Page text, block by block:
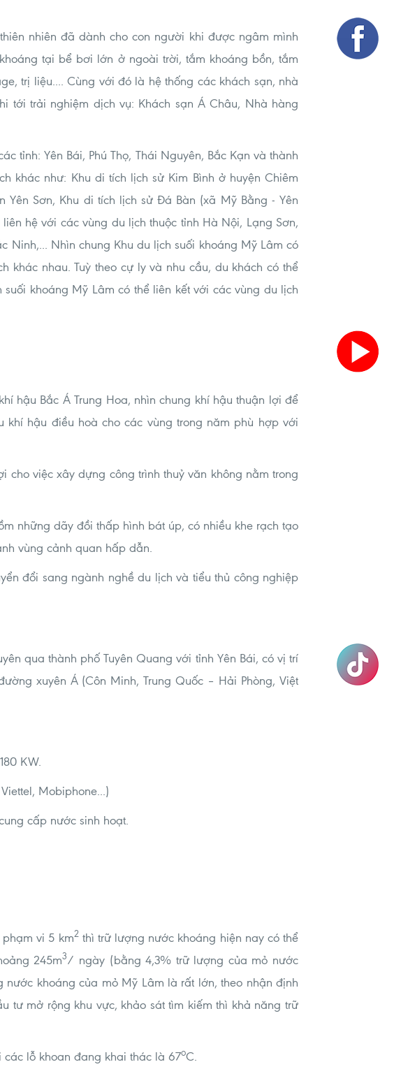
nhiên đã dành cho con người khi được ngâm mình
tại bể bơi lớn ở ngoài trời, tắm khoáng bồn, tắm
trị liệu.... Cùng với đó là hệ thống các khách sạn, nhà
tới trải nghiệm dịch vụ: Khách sạn Á Châu, Nhà hàng
tỉnh: Yên Bái, Phú Thọ, Thái Nguyên, Bắc Kạn và thành
khác như: Khu di tích lịch sử Kim Bình ở huyện Chiêm
Yên Sơn, Khu di tích lịch sử Đá Bàn (xã Mỹ Bằng - Yên
hệ với các vùng du lịch thuộc tỉnh Hà Nội, Lạng Sơn,
Ninh,... Nhìn chung Khu du lịch suối khoáng Mỹ Lâm có
nhau. Tuỳ theo cự ly và nhu cầu, du khách có thể
khoáng Mỹ Lâm có thể liên kết với các vùng du lịch
hậu Bắc Á Trung Hoa, nhìn chung khí hậu thuận lợi để
hậu điều hoà cho các vùng trong năm phù hợp với
việc xây dựng công trình thuỷ văn không nằm trong
những dãy đồi thấp hình bát úp, có nhiều khe rạch tạo
vùng cảnh quan hấp dẫn.
đổi sang ngành nghề du lịch và tiểu thủ công nghiệp
qua thành phố Tuyên Quang với tỉnh Yên Bái, có vị trí
xuyên Á (Côn Minh, Trung Quốc – Hải Phòng, Việt
KW.
Mobiphone...)
cấp nước sinh hoạt.
vi 5 km2thì trữ lượng nước khoáng hiện nay có thể
245m3/ ngày (bằng 4,3% trữ lượng của mỏ nước
khoáng của mỏ Mỹ Lâm là rất lớn, theo nhận định
tư mở rộng khu vực, khảo sát tìm kiếm thì khả năng trữ
lỗ khoan đang khai thác là 67oC.